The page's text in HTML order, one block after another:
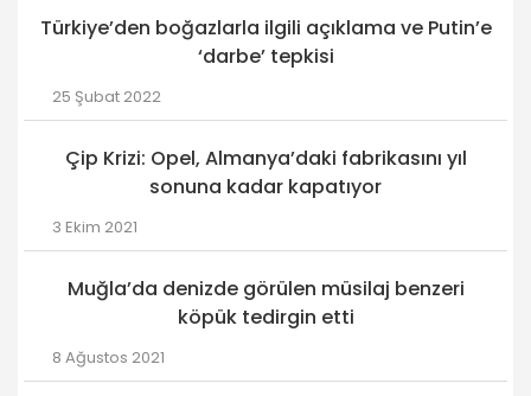
Türkiye’den boğazlarla ilgili açıklama ve Putin’e
‘darbe’ tepkisi
25 Şubat 2022
Çip Krizi: Opel, Almanya’daki fabrikasını yıl
sonuna kadar kapatıyor
3 Ekim 2021
Muğla’da denizde görülen müsilaj benzeri
köpük tedirgin etti
8 Ağustos 2021